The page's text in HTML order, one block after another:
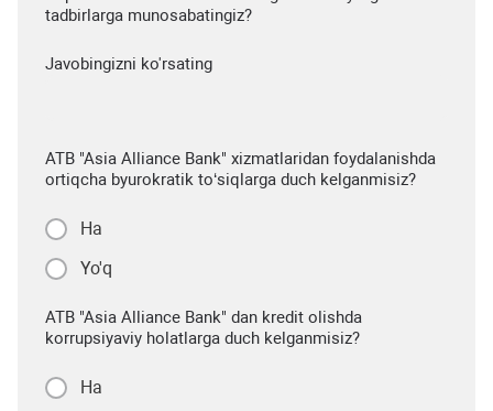
tadbirlarga munosabatingiz?
Javobingizni ko'rsating
ATB "Asia Alliance Bank" xizmatlaridan foydalanishda
ortiqcha byurokratik to‘siqlarga duch kelganmisiz?
Ha
Yo'q
ATB "Asia Alliance Bank" dan kredit olishda
korrupsiyaviy holatlarga duch kelganmisiz?
Ha